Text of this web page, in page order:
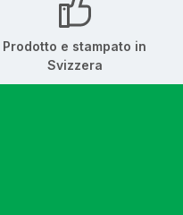
Prodotto e stampato in
Svizzera